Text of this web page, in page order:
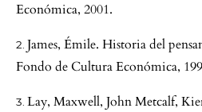
Económica, 2001.
James, Émile. Historia del
Fondo de Cultura Económica,
Lay, Maxwell, John Metcalf,